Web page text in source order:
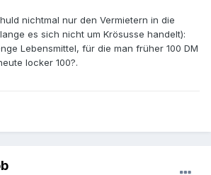
nichtmal nur den Vermietern in die
es sich nicht um Krösusse handelt):
Lebensmittel, für die man früher 100 DM
locker 100?.